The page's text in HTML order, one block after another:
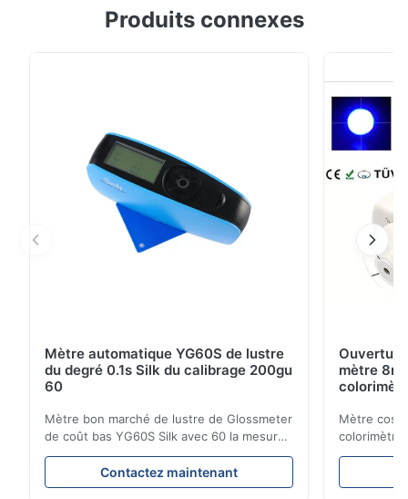
NR100 avec l'ouverture plate de 8mm et l'ouverture
Produits connexes
Mètre automatique YG60S de lustre
du degré 0.1s Silk du calibrage 200gu
60
Mètre bon marché de lustre de Glossmeter
de coût bas YG60S Silk avec 60 la mesure
brillante de GU du degré 200 Le mètre
économique de lustre de YG60S 60° peut
examiner le matériel avec le lustre (0-
Contactez maintenant
mètre
Mètre
colorimètre
marché de
de produit